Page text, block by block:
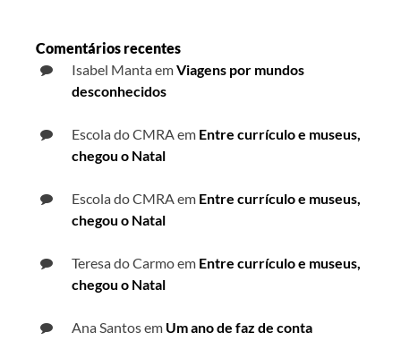
Comentários recentes
Isabel MantaemViagens por mundos
desconhecidos
Escola do CMRA em Entre currículo e museus,
chegou o Natal
Escola do CMRA em Entre currículo e museus,
chegou o Natal
Teresa do Carmoem Entre currículo e museus,
chegou o Natal
Ana Santosem Um ano de faz de conta